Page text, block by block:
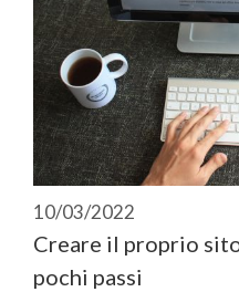
10/03/2022
Creare il proprio
pochi passi